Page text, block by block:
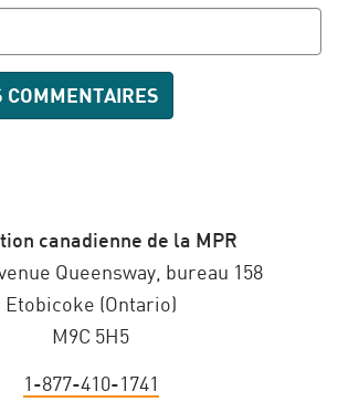
canadienne de la MPR
Queensway, bureau 158
Etobicoke (Ontario)
M9C 5H5
1-877-410-1741